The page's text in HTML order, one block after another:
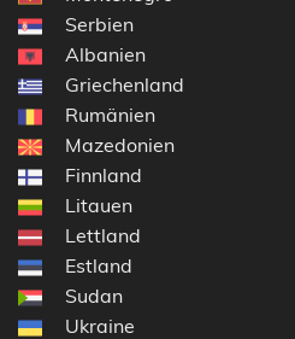
Serbien
Albanien
Griechenland
Rumänien
Mazedonien
Finnland
Litauen
Lettland
Estland
Sudan
Ukraine